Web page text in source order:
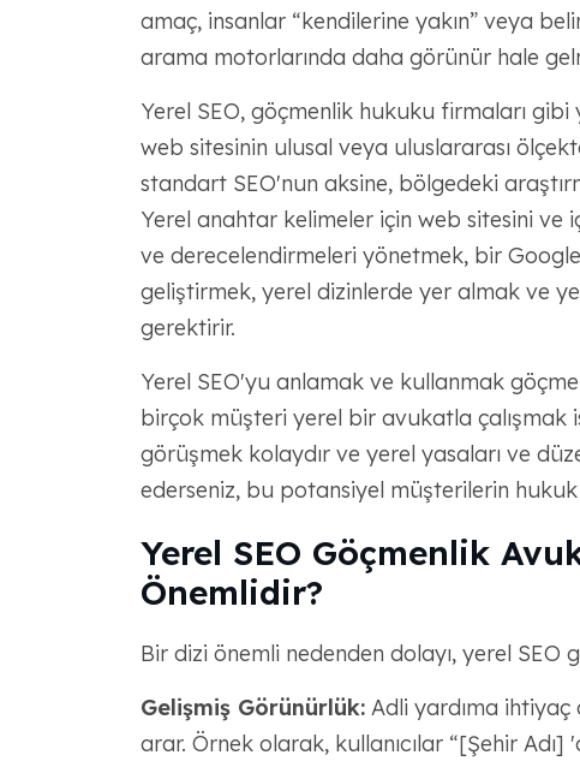
amaç, insanlar “kendilerine yakın” veya
arama motorlarında daha görünür hale
Yerel SEO, göçmenlik hukuku firmaları
web sitesinin ulusal veya uluslararası
standart SEO'nun aksine, bölgedeki
Yerel anahtar kelimeler için web sitesini
ve derecelendirmeleri yönetmek, bir
geliştirmek, yerel dizinlerde yer almak ve
gerektirir.
Yerel SEO'yu anlamak ve kullanmak
birçok müşteri yerel bir avukatla çalışmak
görüşmek kolaydır ve yerel yasaları ve
ederseniz, bu potansiyel müşterilerin hukuk
Yerel SEO Göçmenlik
Önemlidir?
Bir dizi önemli nedenden dolayı, yerel SEO
Gelişmiş Görünürlük:Adli yardıma ihtiyaç
arar. Örnek olarak, kullanıcılar “[Şehir